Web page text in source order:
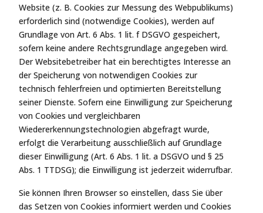
Website (z. B. Cookies zur Messung des Webpublikums)
erforderlich sind (notwendige Cookies), werden auf
Grundlage von Art. 6 Abs. 1 lit. f DSGVO gespeichert,
sofern keine andere Rechtsgrundlage angegeben wird.
Der Websitebetreiber hat ein berechtigtes Interesse an
der Speicherung von notwendigen Cookies zur
technisch fehlerfreien und optimierten Bereitstellung
seiner Dienste. Sofern eine Einwilligung zur Speicherung
von Cookies und vergleichbaren
Wiedererkennungstechnologien abgefragt wurde,
erfolgt die Verarbeitung ausschließlich auf Grundlage
dieser Einwilligung (Art. 6 Abs. 1 lit. a DSGVO und § 25
Abs. 1 TTDSG); die Einwilligung ist jederzeit widerrufbar.
Sie können Ihren Browser so einstellen, dass Sie über
das Setzen von Cookies informiert werden und Cookies